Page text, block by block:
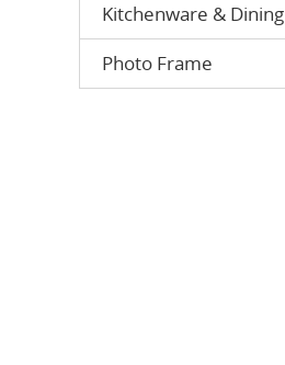
Kitchenware & Dining
Photo Frame